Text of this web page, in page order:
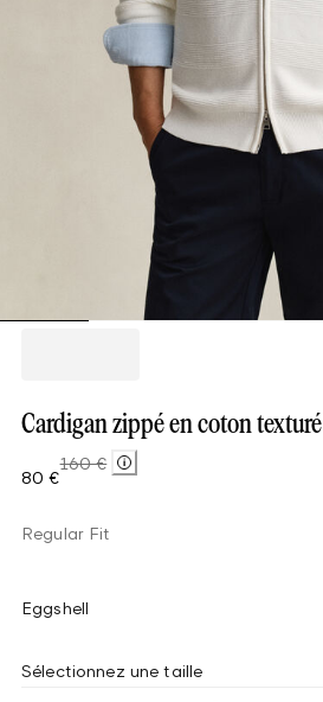
Cardigan zippé en coton texturé
80 €
160 €
Regular Fit
Eggshell
Sélectionnez une taille